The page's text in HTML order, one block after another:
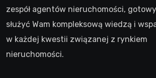
zespół agentów nieruchomości, gotowy
służyć Wam kompleksową wiedzą i
w każdej kwestii związanej z rynkiem
nieruchomości.